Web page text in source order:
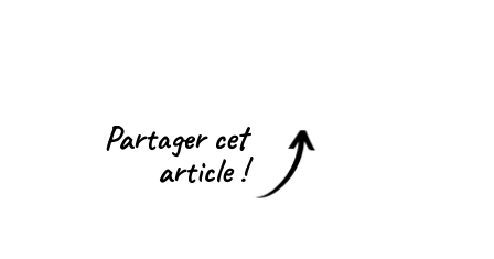
Partager cet
article !